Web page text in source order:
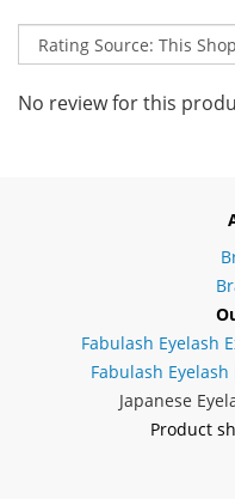
No review for this
Fabulash Eyelash
Fabulash
Japanese
Product